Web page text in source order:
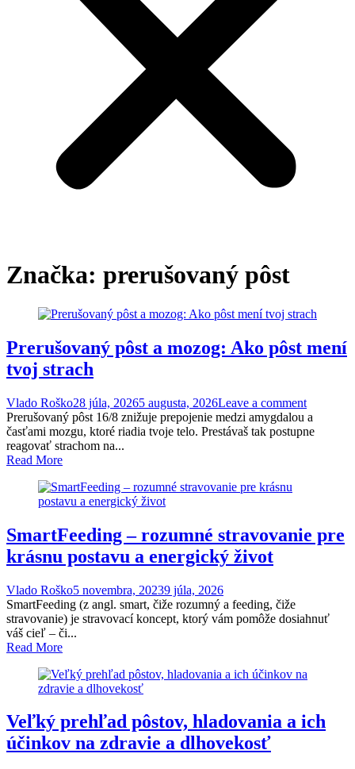
Značka: prerušovaný pôst
Prerušovaný pôst a mozog: Ako pôst mení
tvoj strach
Vlado Roško28 júla, 20265 augusta, 2026Leave a comment
Prerušovaný pôst 16/8 znižuje prepojenie medzi amygdalou a
časťami mozgu, ktoré riadia tvoje telo. Prestávaš tak postupne
reagovať strachom na...
Read More
SmartFeeding – rozumné stravovanie pre
krásnu postavu a energický život
Vlado Roško5 novembra, 20239 júla, 2026
SmartFeeding (z angl. smart, čiže rozumný a feeding, čiže
stravovanie) je stravovací koncept, ktorý vám pomôže dosiahnuť
váš cieľ – či...
Read More
Veľký prehľad pôstov, hladovania a ich
účinkov na zdravie a dlhovekosť